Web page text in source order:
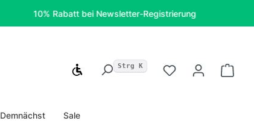
10% Rabatt bei Newsletter-Registrierung
Werkzeugleiste anzeigen
Strg K Du hast 0
Demnächst Sale